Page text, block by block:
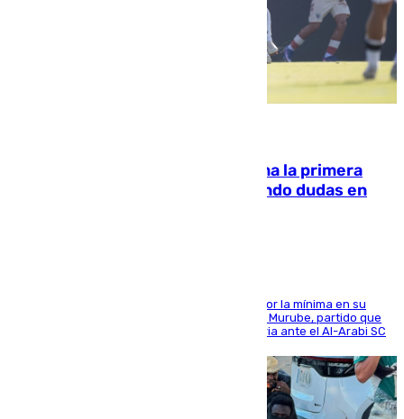
El Málaga cae ante el Ceuta y suma la primera
derrota de la pretemporada dejando dudas en
El cuadro dirigido por Juanfran Funes perdió por la mínima en su
envite contra el conjunto caballa en el Alfonso Murube, partido que
se disputó un día después de su primera victoria ante el Al-Arabi SC